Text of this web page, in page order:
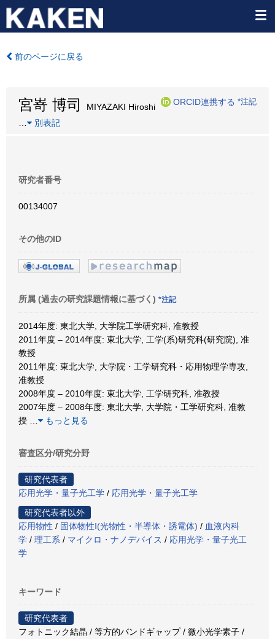
前のページに戻る
宮嵜 博司 MIYAZAKI Hiroshi
ORCID連携する *注記
別表記
研究者番号
00134007
その他のID
所属 (過去の研究課題情報に基づく) *注記
2014年度: 東北大学, 大学院工学研究科, 准教授
2011年度 – 2014年度: 東北大学, 工学(系)研究科(研究院), 准
教授
2011年度: 東北大学, 大学院・工学研究科・応用物理学専攻,
准教授
2008年度 – 2010年度: 東北大学, 工学研究科, 准教授
2007年度 – 2008年度: 東北大学, 大学院・工学研究科, 准教
授
もっと見る
審査区分/研究分野
研究代表者
応用光学・量子光工学 / 応用光学・量子光工学
研究代表者以外
応用物性 / 固体物性Ⅰ(光物性・半導体・誘電体) / 血液内科
学 / 理工系 / マイクロ・ナノデバイス / 応用光学・量子光工
学
キーワード
研究代表者
フォトニック結晶 / 等方的バンドギャップ / 微小光学素子 /